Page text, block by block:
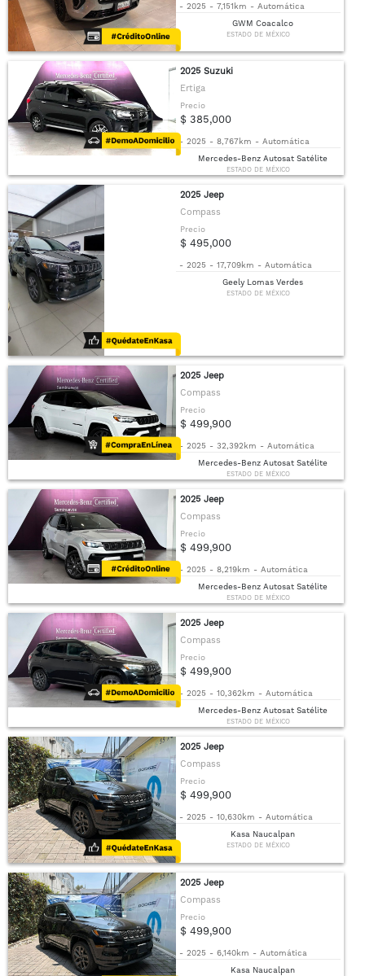
- 2025 - 7,151km - Automática
GWM Coacalco
ESTADO DE MÉXICO
2025 Suzuki
Ertiga
Precio
$ 385,000
- 2025 - 8,767km - Automática
Mercedes-Benz Autosat Satélite
ESTADO DE MÉXICO
2025 Jeep
Compass
Precio
$ 495,000
- 2025 - 17,709km - Automática
Geely Lomas Verdes
ESTADO DE MÉXICO
2025 Jeep
Compass
Precio
$ 499,900
- 2025 - 32,392km - Automática
Mercedes-Benz Autosat Satélite
ESTADO DE MÉXICO
2025 Jeep
Compass
Precio
$ 499,900
- 2025 - 8,219km - Automática
Mercedes-Benz Autosat Satélite
ESTADO DE MÉXICO
2025 Jeep
Compass
Precio
$ 499,900
- 2025 - 10,362km - Automática
Mercedes-Benz Autosat Satélite
ESTADO DE MÉXICO
2025 Jeep
Compass
Precio
$ 499,900
- 2025 - 10,630km - Automática
Kasa Naucalpan
ESTADO DE MÉXICO
2025 Jeep
Compass
Precio
$ 499,900
- 2025 - 6,140km - Automática
Kasa Naucalpan